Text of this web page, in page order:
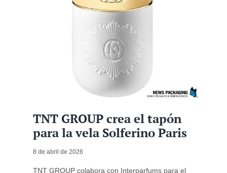
TNT GROUP crea el tapón
para la vela Solferino Paris
8 de abril de 2026
TNT GROUP colabora con Interparfums para el